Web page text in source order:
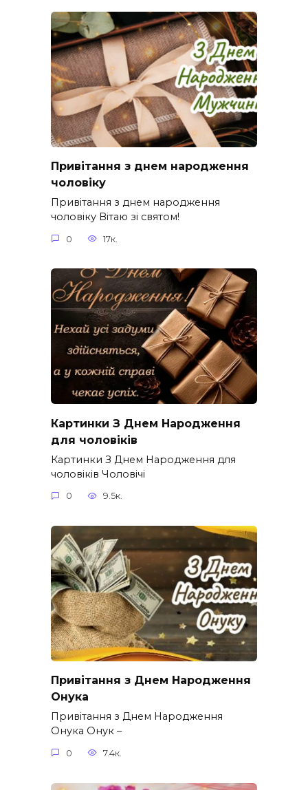
Привітання з днем народження
чоловіку
Привітання з днем народження
чоловіку Вітаю зі святом!
0 17к.
Картинки З Днем Народження
для чоловіків​
Картинки З Днем Народження для
чоловіків​ Чоловічі
0 9.5к.
Привітання з Днем Народження
Онука
Привітання з Днем Народження
Онука Онук –
0 7.4к.